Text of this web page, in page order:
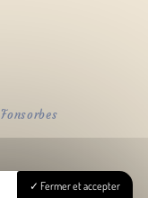
Fermer et accepter